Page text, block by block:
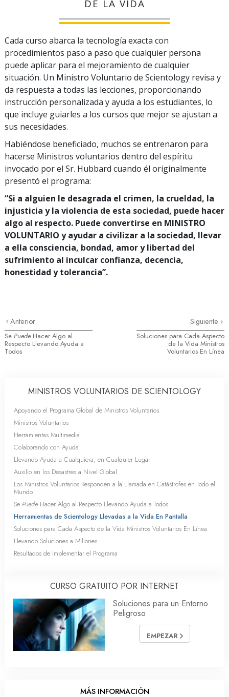
DE LA VIDA
Cada curso abarca la tecnología exacta con
procedimientos paso a paso que cualquier persona
puede aplicar para el mejoramiento de cualquier
situación. Un Ministro Voluntario de Scientology revisa y
da respuesta a todas las lecciones, proporcionando
instrucción personalizada y ayuda a los estudiantes, lo
que incluye guiarles a los cursos que mejor se ajustan a
sus necesidades.
Habiéndose beneficiado, muchos se entrenaron para
hacerse Ministros voluntarios dentro del espíritu
invocado por el Sr. Hubbard cuando él originalmente
presentó el programa:
“Si a alguien le desagrada el crimen, la crueldad, la
injusticia y la violencia de esta sociedad, puede hacer
algo al respecto. Puede convertirse en MINISTRO
VOLUNTARIO y ayudar a civilizar a la sociedad, llevar
a ella consciencia, bondad, amor y libertad del
sufrimiento al inculcar confianza, decencia,
honestidad y tolerancia”.
Anterior
Se PuedeHacer Algo al
Respecto Llevando Ayuda a
Todos
Siguiente
Soluciones para Cada Aspecto
de la Vida Ministros
Voluntarios En Línea
MINISTROS VOLUNTARIOS DE SCIENTOLOGY
Apoyando el Programa Global de Ministros Voluntarios
Ministros Voluntarios
Herramientas Multimedia
Colaborando con Ayuda
Llevando Ayuda a Cualquiera, en Cualquier Lugar
Auxilio en los Desastres a Nivel Global
Los Ministros Voluntarios Responden a la Llamada en Catástrofes en Todo el
Mundo
Se Puede Hacer Algo al Respecto Llevando Ayuda a Todos
Herramientas de Scientology Llevadas a la Vida En Pantalla
Soluciones para Cada Aspecto de la Vida Ministros Voluntarios En Línea
Llevando Soluciones a Millones
Resultados de Implementar el Programa
CURSO GRATUITO POR INTERNET
Soluciones para un Entorno
Peligroso
EMPEZAR
MÁS INFORMACIÓN